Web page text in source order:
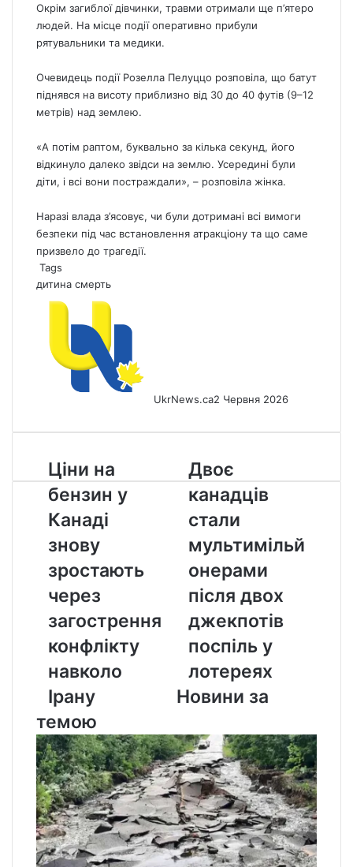
Окрім загиблої дівчинки, травми отримали ще п’ятеро
людей. На місце події оперативно прибули
рятувальники та медики.
Очевидець події Розелла Пелуццо розповіла, що батут
піднявся на висоту приблизно від 30 до 40 футів (9–12
метрів) над землею.
«А потім раптом, буквально за кілька секунд, його
відкинуло далеко звідси на землю. Усередині були
діти, і всі вони постраждали», – розповіла жінка.
Наразі влада з’ясовує, чи були дотримані всі вимоги
безпеки під час встановлення атракціону та що саме
призвело до трагедії.
Tags
дитина смерть
UkrNews.ca2 Червня 2026
Ціни
на
бензин
у
Канаді
знову
через
загострення
навколо
Ірану
Ціни на
бензин у
Канаді
знову
зростають
через
загострення
конфлікту
навколо
Ірану
Двоє
канадців
стали
мультимільйонерами
після
двох
поспіль
у
Двоє
канадців
стали
мультимільй
онерами
після двох
джекпотів
поспіль у
лотереях
Новини за
темою